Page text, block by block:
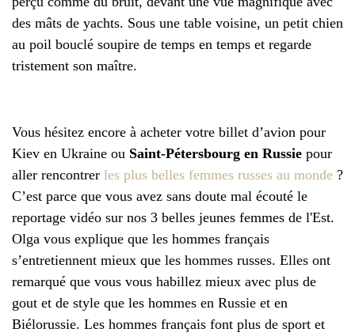
des mâts de yachts. Sous une table voisine, un petit chien
au poil bouclé soupire de temps en temps et regarde
tristement son maître.
Vous hésitez encore à acheter votre billet d’avion pour
Kiev en Ukraine ou Saint-Pétersbourg en Russie pour
aller rencontrer les plus belles femmes russes au monde ?
C’est parce que vous avez sans doute mal écouté le
reportage vidéo sur nos 3 belles jeunes femmes de l'Est.
Olga vous explique que les hommes français
s’entretiennent mieux que les hommes russes. Elles ont
remarqué que vous vous habillez mieux avec plus de
gout et de style que les hommes en Russie et en
Biélorussie. Les hommes français font plus de sport et